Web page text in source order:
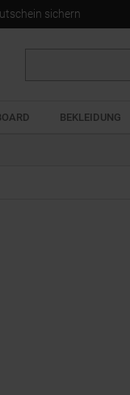
sichern
BEKLEIDUNG